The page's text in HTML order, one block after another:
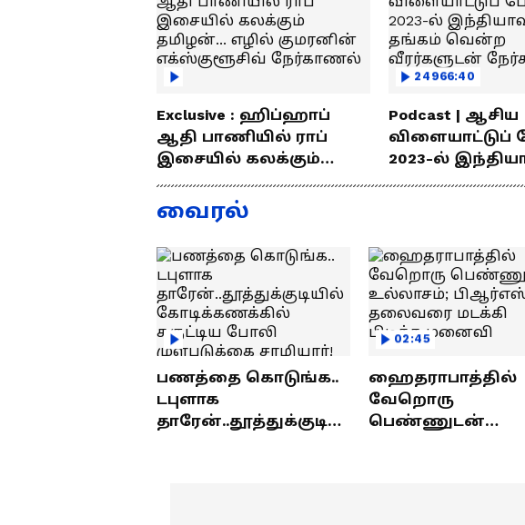
Exclusive : ஹிப்ஹாப்
ஆதி பாணியில் ராப்
இசையில் கலக்கும்
தமிழன்... எழில்
குமரனின்
எக்ஸ்குளூசிவ்
நேர்காணல்
24966:40
Podcast | ஆசிய
விளையாட்டுப்
2023-ல்
தங்கம் வென்ற
வைரல்
பணத்தை கொடுங்க..
டபுளாக
தாரேன்..தூத்துக்குடியி
02:45
ஹைதராபாத்தில்
வேறொரு
பெண்ணுடன்